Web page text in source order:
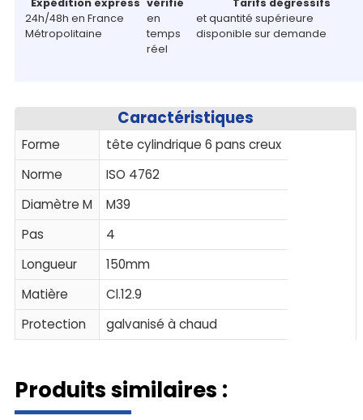
Expédition express
24h/48h en France
Métropolitaine
vérifié
en
temps
réel
Tarifs dégressifs
et quantité supérieure
disponible sur demande
Caractéristiques
Forme
tête cylindrique 6 pans creux
Norme
ISO 4762
Diamètre M
M39
Pas
4
Longueur
150mm
Matière
Cl.12.9
Protection
galvanisé à chaud
Produits similaires :